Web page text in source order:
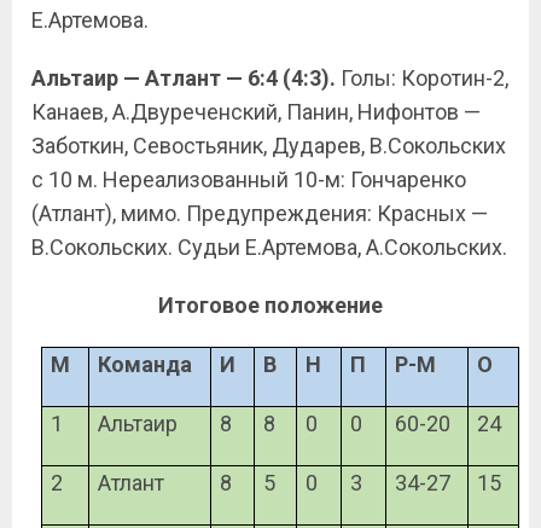
Е.Артемова.
Альтаир — Атлант — 6:4 (4:3). Голы: Коротин-2,
Канаев, А.Двуреченский, Панин, Нифонтов —
Заботкин, Севостьяник, Дударев, В.Сокольских
с 10 м. Нереализованный 10-м: Гончаренко
(Атлант), мимо. Предупреждения: Красных —
В.Сокольских. Судьи Е.Артемова, А.Сокольских.
Итоговое положение
М Команда И В Н П Р-М О
1 Альтаир 8 8 0 0 60-20 24
2 Атлант 8 5 0 3 34-27 15